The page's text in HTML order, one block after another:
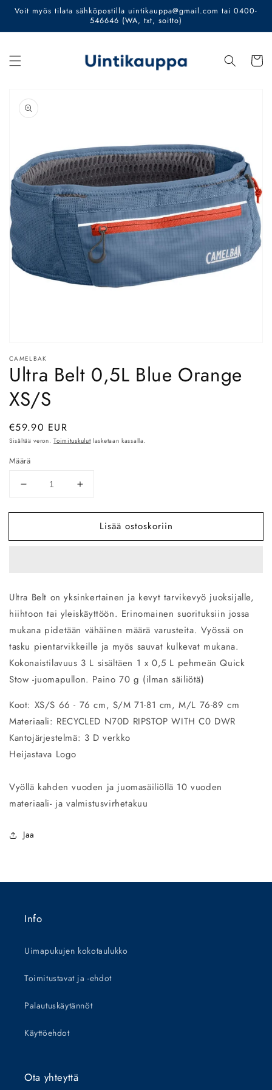
siirry
Voit myös tilata sähköpostilla uintikauppa@gmail.com tai 0400-
546646 (WA, txt, soitto)
Siirry
tuotetietoihin
aineisto
modaalisessa
ikkunassa
CAMELBAK
Ultra Belt 0,5L Blue Orange
XS/S
Normaalihinta
€59.90 EUR
Sisältää veron.Toimituskulutlasketaan kassalla.
Määrä
Vähennä
Ultra
0,5L
määrää
Lisää
Ultra
0,5L
määrää
Lisää ostoskoriin
Ultra Belt on yksinkertainen ja kevyt tarvikevyö juoksijalle,
hiihtoon tai yleiskäyttöön. Erinomainen suorituksiin jossa
mukana pidetään vähäinen määrä varusteita. Vyössä on
tasku pientarvikkeille ja myös sauvat kulkevat mukana.
Kokonaistilavuus 3 L sisältäen 1 x 0,5 L pehmeän Quick
Stow -juomapullon. Paino 70 g (ilman säiliötä)
Koot: XS/S 66 - 76 cm, S/M 71-81 cm, M/L 76-89 cm
Materiaali: RECYCLED N70D RIPSTOP WITH C0 DWR
Kantojärjestelmä: 3 D verkko
Heijastava Logo
Vyöllä kahden vuoden ja juomasäiliöllä 10 vuoden
materiaali- ja valmistusvirhetakuu
Jaa
Info
Uimapukujen kokotaulukko
Toimitustavat ja -ehdot
Palautuskäytännöt
Käyttöehdot
Ota yhteyttä